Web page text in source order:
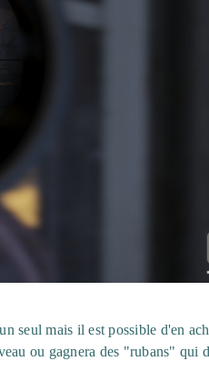
seul mais il est possible d'en
ou gagnera des "rubans" qui